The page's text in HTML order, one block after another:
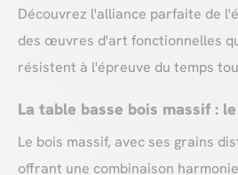
Découvrez l'alliance parfaite de
des œuvres d'art fonctionnelles
résistent à l'épreuve du temps
La table basse bois massif :
Le bois massif, avec ses grains
offrant une combinaison